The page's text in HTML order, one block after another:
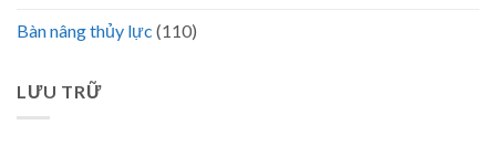
Bàn nâng thủy lực (110)
LƯU TRỮ